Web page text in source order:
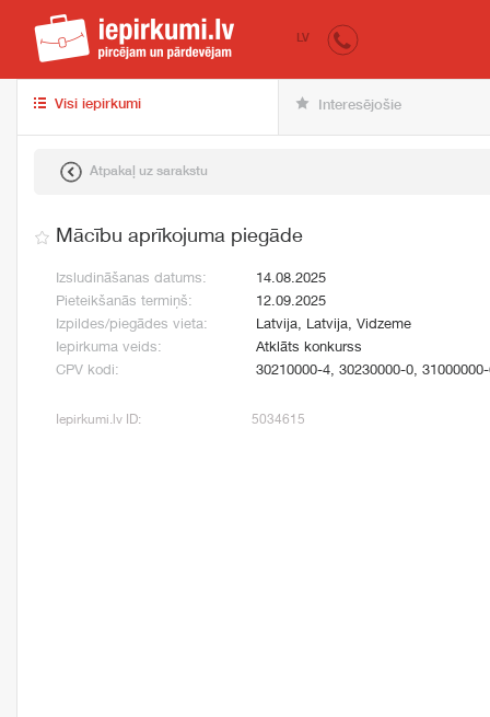
iepirkumi.lv
LV
Visi iepirkumi Interesējošie
Atpakaļ uz sarakstu
Mācību aprīkojuma piegāde
Izsludināšanas datums:
14.08.2025
Pieteikšanās termiņš:
12.09.2025
Izpildes/piegādes vieta:
Latvija, Latvija, Vidzeme
Iepirkuma veids:
Atklāts konkurss
CPV kodi:
30210000-4, 30230000-0,
Iepirkumi.lv ID: 5034615